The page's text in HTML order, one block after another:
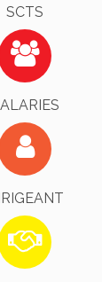
SCTS
Vous !
SAVOIR PLUS
Vous !
SAVOIR PLUS
Avocats
SAVOIR PLUS